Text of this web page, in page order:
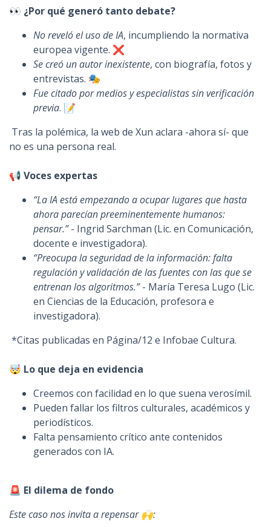
👀 ¿Por qué generó tanto debate?
No reveló el uso de IA, incumpliendo la normativa
europea vigente. ❌
Se creó un autor inexistente, con biografía, fotos y
entrevistas. 🎭
Fue citadopor medios y especialistassin verificación
previa. 📝
Tras la polémica, la web de Xun aclara -ahora sí- que
no es una persona real.
📢 Voces expertas
“La IA está empezando a ocupar lugares que hasta
ahora parecían preeminentemente humanos:
pensar.”- Ingrid Sarchman (Lic. en Comunicación,
docente e investigadora).
“Preocupa la seguridad de la información: falta
regulación y validación de las fuentes con las que se
entrenan los algoritmos.”- María Teresa Lugo (Lic.
en Ciencias de la Educación, profesora e
investigadora).
*Citas publicadas en Página/12 e Infobae Cultura.
🤯 Lo que deja en evidencia
Creemos con facilidad en lo que suena verosímil.
Pueden fallar los filtros culturales, académicos y
periodísticos.
Falta pensamiento crítico ante contenidos
generados con IA.
🚨 El dilema de fondo
Este caso nos invita a repensar 🙌: